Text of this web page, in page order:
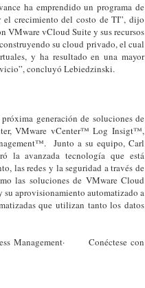
ha emprendido un programa de
crecimiento del costo de TI”, dijo
VMware vCloud Suite y sus recursos
su cloud privado, el cual
y ha resultado en una mayor
concluyó Lebiedzinski.
generación de soluciones de
VMware vCenter™ Log Insigt™,
Junto a su equipo, Carl
la avanzada tecnología que está
las redes y la seguridad a través de
las soluciones de VMware Cloud
su aprovisionamiento automatizado a
que utilizan tanto los datos
Management· Conéctese con